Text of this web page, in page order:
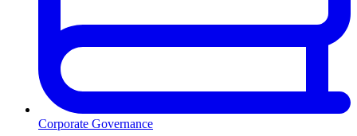
Corporate Governance